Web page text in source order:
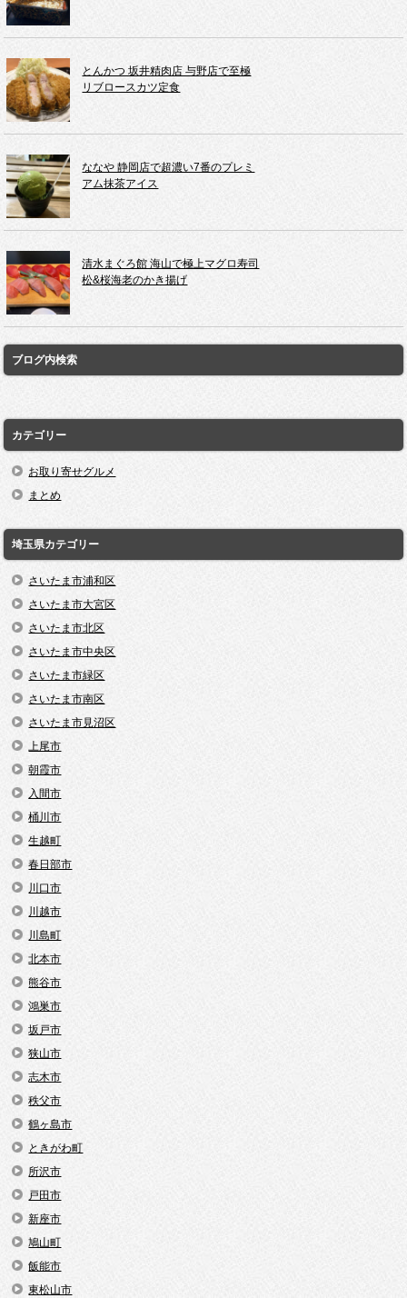
とんかつ 坂井精肉店 与野店で至極
リブロースカツ定食
ななや 静岡店で超濃い7番のプレミ
アム抹茶アイス
清水まぐろ館 海山で極上マグロ寿司
松&桜海老のかき揚げ
ブログ内検索
カテゴリー
お取り寄せグルメ
まとめ
埼玉県カテゴリー
さいたま市浦和区
さいたま市大宮区
さいたま市北区
さいたま市中央区
さいたま市緑区
さいたま市南区
さいたま市見沼区
上尾市
朝霞市
入間市
桶川市
生越町
春日部市
川口市
川越市
川島町
北本市
熊谷市
鴻巣市
坂戸市
狭山市
志木市
秩父市
鶴ヶ島市
ときがわ町
所沢市
戸田市
新座市
鳩山町
飯能市
東松山市